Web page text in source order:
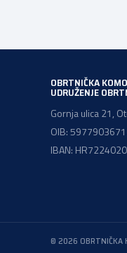
OBRTNIČKA
UDRUŽENJE
Gornja ulica 21,
OIB:
IBAN:
© 2026 OBRTNIČKA